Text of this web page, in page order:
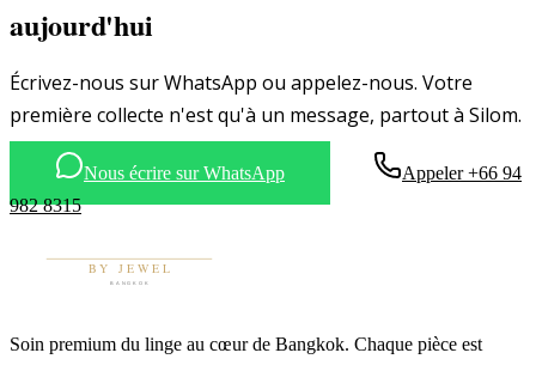
aujourd'hui
Écrivez-nous sur WhatsApp ou appelez-nous. Votre
première collecte n'est qu'à un message, partout à Silom.
Nous écrire sur WhatsApp
Appeler +66 94
982 8315
Soin premium du linge au cœur de Bangkok. Chaque pièce est